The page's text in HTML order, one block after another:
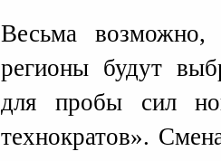
Весьма возможно,
регионы будут
для пробы сил
технократов».